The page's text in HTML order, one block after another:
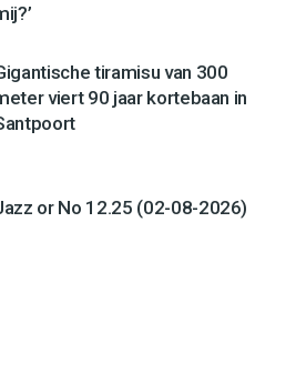
tiramisu van 300
viert 90 jaar kortebaan in
or No 12.25 (02-08-2026)